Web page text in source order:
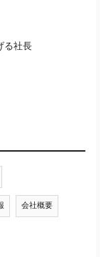
る社長
会社概要